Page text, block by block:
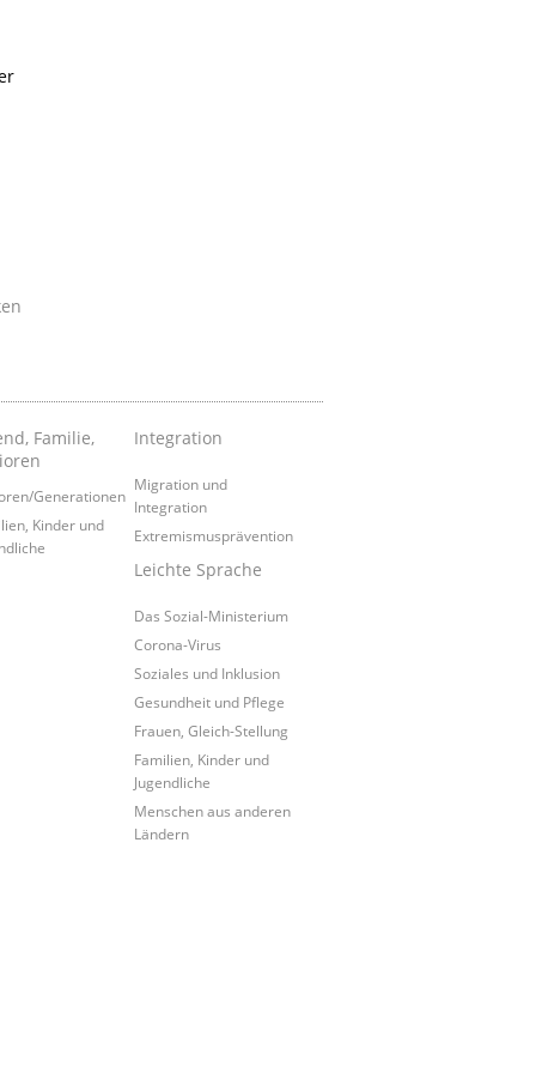
Familie,
Generationen
Kinder und
Integration
Migration und
Integration
Extremismusprävention
Leichte Sprache
Das Sozial-Ministerium
Corona-Virus
Soziales und Inklusion
Gesundheit und Pflege
Frauen, Gleich-Stellung
Familien, Kinder und
Jugendliche
Menschen aus anderen
Ländern